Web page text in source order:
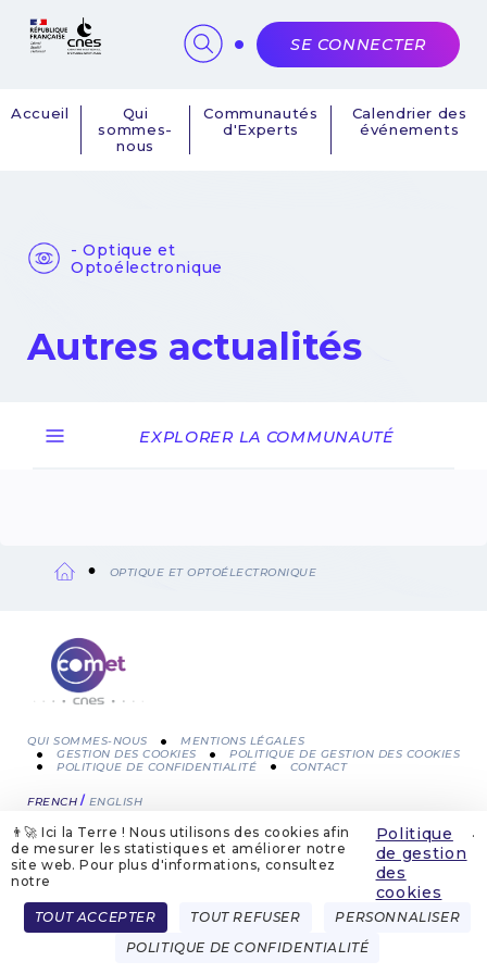
👨‍🚀 Ici la Terre ! Nous utilisons des cookies afin
de mesurer les statistiques et améliorer notre
site web. Pour plus d'informations, consultez
notre
Politique
de gestion
des
cookies
.
TOUT ACCEPTER TOUT REFUSER
PERSONNALISER
POLITIQUE DE CONFIDENTIALITÉ
Navigation
Accueil
Qui
sommes-
nous
Communautés
d'Experts
Calendrier des
événements
SE CONNECTER
- Optique et
Optoélectronique
Autres actualités
EXPLORER LA COMMUNAUTÉ
d'Ariane
OPTIQUE ET OPTOÉLECTRONIQUE
Menu
Pied
de
page
QUI SOMMES-NOUS
MENTIONS LÉGALES
GESTION DES COOKIES
POLITIQUE DE GESTION DES COOKIES
POLITIQUE DE CONFIDENTIALITÉ
CONTACT
FRENCH ENGLISH